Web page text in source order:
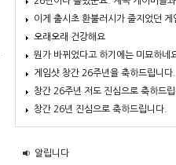
이게 출시초 환불러시가 줄지었던 게
오래오래 건강해요
뭔가 바뀌었다고 하기에는 미묘하네
게임샷 창간 26주년을 축하드립니다.
창간 26주년 저도 진심으로 축하드
창간 26년 진심으로 축하드립니다.
알립니다